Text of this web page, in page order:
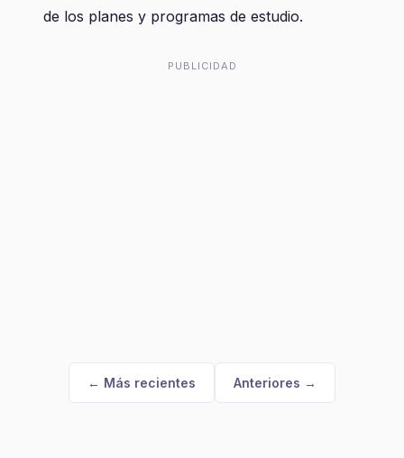
de los planes y programas de estudio.
PUBLICIDAD
← Más recientes Anteriores →